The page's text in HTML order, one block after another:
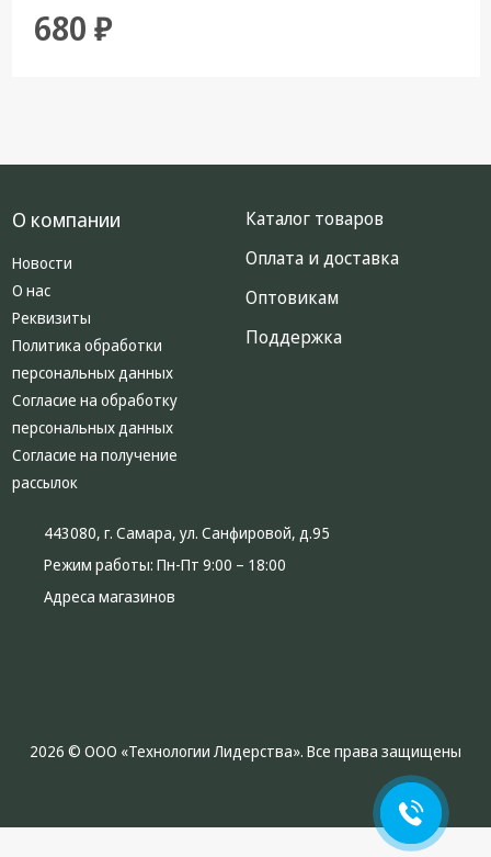
680 ₽
О компании
Новости
О нас
Реквизиты
Политика обработки
персональных данных
Согласие на обработку
персональных данных
Согласие на получение
рассылок
Каталог товаров
Оплата и доставка
Оптовикам
Поддержка
443080, г. Самара, ул. Санфировой, д.95
Режим работы: Пн-Пт 9:00 – 18:00
Адреса магазинов
2026 © ООО «Технологии Лидерства». Все права защищены